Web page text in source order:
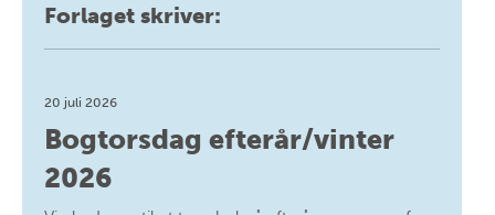
Forlaget skriver:
20 juli 2026
Bogtorsdag efterår/vinter
2026